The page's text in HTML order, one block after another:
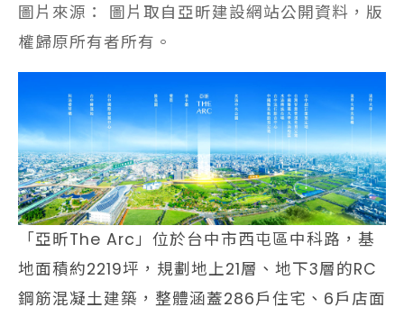
圖片來源： 圖片取自亞昕建設網站公開資料，版
權歸原所有者所有。
「亞昕The Arc」位於台中市西屯區中科路，基
地面積約2219坪，規劃地上21層、地下3層的RC
鋼筋混凝土建築，整體涵蓋286戶住宅、6戶店面